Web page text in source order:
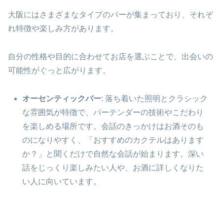
大阪にはさまざまなタイプのバーが集まっており、それぞ
れ特徴や楽しみ方があります。
自分の性格や目的に合わせてお店を選ぶことで、出会いの
可能性がぐっと広がります。
オーセンティックバー: 落ち着いた照明とクラシック
な雰囲気が特徴で、バーテンダーの技術やこだわり
を楽しめる場所です。会話のきっかけはお酒そのも
のになりやすく、「おすすめのカクテルはあります
か？」と聞くだけで自然な会話が始まります。深い
話をじっくり楽しみたい人や、お酒に詳しくなりた
い人に向いています。